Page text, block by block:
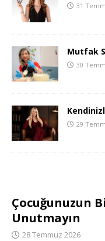
31
Mutfak
30
29
Çocuğunuzun
Unutmayın
28 Temmuz 2026